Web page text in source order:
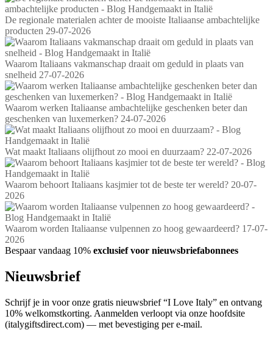
De regionale materialen achter de mooiste Italiaanse ambachtelijke
producten 29-07-2026
Waarom Italiaans vakmanschap draait om geduld in plaats van
snelheid 27-07-2026
Waarom werken Italiaanse ambachtelijke geschenken beter dan
geschenken van luxemerken? 24-07-2026
Wat maakt Italiaans olijfhout zo mooi en duurzaam? 22-07-2026
Waarom behoort Italiaans kasjmier tot de beste ter wereld? 20-07-
2026
Waarom worden Italiaanse vulpennen zo hoog gewaardeerd? 17-07-
2026
Bespaar vandaag 10% exclusief voor nieuwsbriefabonnees
Nieuwsbrief
Schrijf je in voor onze gratis nieuwsbrief “I Love Italy” en ontvang
10% welkomstkorting. Aanmelden verloopt via onze hoofdsite
(italygiftsdirect.com) — met bevestiging per e-mail.